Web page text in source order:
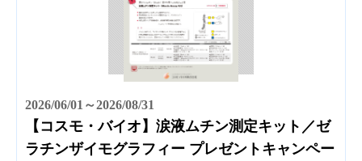
2026/06/01～2026/08/31
【コスモ・バイオ】涙液ムチン測定キット／ゼ
ラチンザイモグラフィー プレゼントキャンペー